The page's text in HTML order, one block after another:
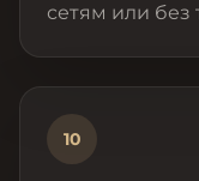
сетям или без
10